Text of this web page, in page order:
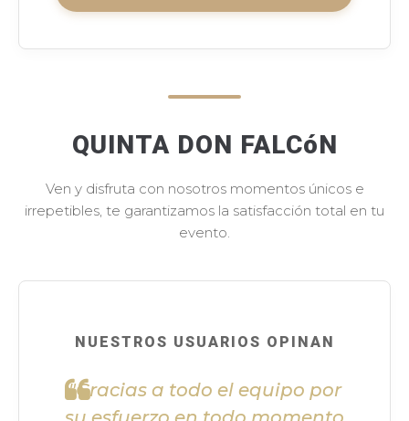
QUINTA DON FALCóN
Ven y disfruta con nosotros momentos únicos e
irrepetibles, te garantizamos la satisfacción total en tu
evento.
NUESTROS USUARIOS OPINAN
"Gracias a todo el equipo por